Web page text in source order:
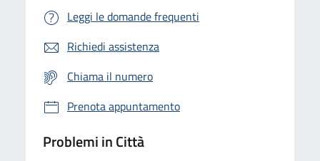
Leggi le domande frequenti
Richiedi assistenza
Chiama il numero
Prenota appuntamento
Problemi in Città